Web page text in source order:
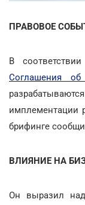
ПРАВОВОЕ
В
Соглашения об
имплементации
брифинге
ВЛИЯНИЕ НА
Он выразил